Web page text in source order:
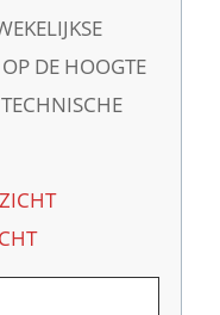
DE HOOGTE